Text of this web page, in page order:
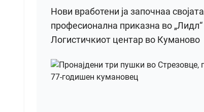
Нови вработени ја започнаа својата
професионална приказна во „Лидл“
Логистичкиот центар во Куманово